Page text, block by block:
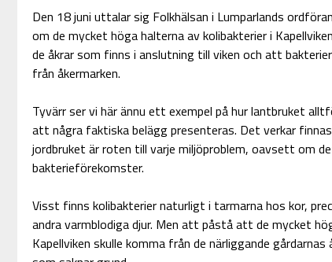
Den 18 juni uttalar sig Folkhälsan i Lumparlands
om de mycket höga halterna av kolibakterier i
de åkrar som finns i anslutning till viken och att
från åkermarken.
Tyvärr ser vi här ännu ett exempel på hur lantbruket
att några faktiska belägg presenteras. Det verkar
jordbruket är roten till varje miljöproblem, oavsett om
bakterieförekomster.
Visst finns kolibakterier naturligt i tarmarna hos kor,
andra varmblodiga djur. Men att påstå att de mycket
Kapellviken skulle komma från de närliggande